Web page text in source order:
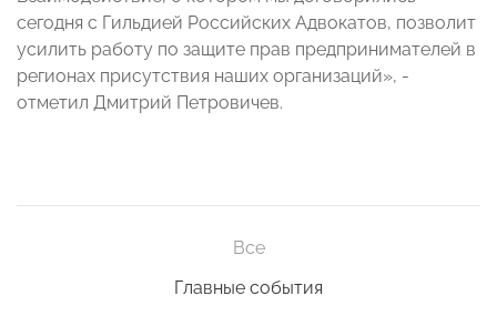
сегодня с Гильдией Российских Адвокатов, позволит
усилить работу по защите прав предпринимателей в
регионах присутствия наших организаций», -
отметил Дмитрий Петровичев.
Все
Главные события